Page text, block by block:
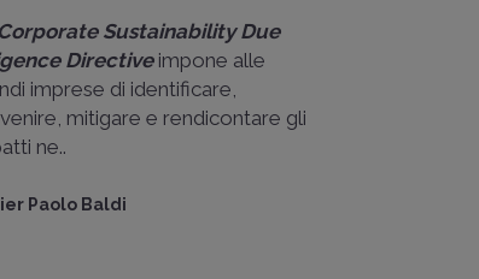
Corporate Sustainability Due
Directiveimpone alle
imprese di identificare,
mitigare e rendicontare gli
ne..
Paolo Baldi